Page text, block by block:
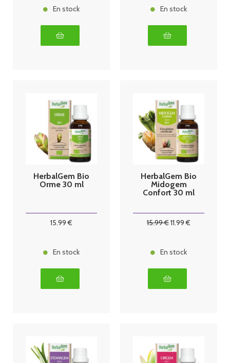
En stock En stock
HerbalGem Bio
Orme 30 ml
15.99 €
En stock
HerbalGem Bio
Midogem
Confort 30 ml
15.99€11.99 €
En stock